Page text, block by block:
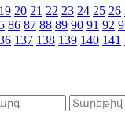
19 20 21 22 23 24 25 26
86 87 88 89 90 91 92
137 138 139 140 141